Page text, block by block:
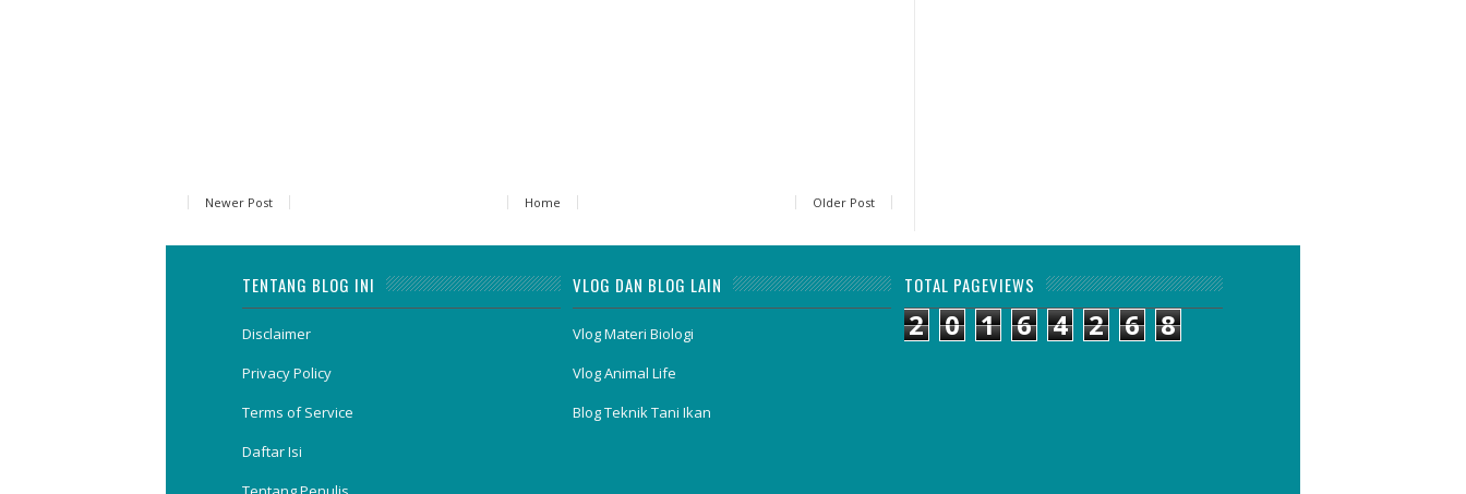
Newer Post Older Post
Home
TENTANG BLOG INI
Disclaimer
Privacy Policy
Terms of Service
Daftar Isi
VLOG DAN BLOG LAIN
Vlog Materi Biologi
Vlog Animal Life
Blog Teknik Tani Ikan
TOTAL PAGEVIEWS
2 0 1 6 4 2 6 8